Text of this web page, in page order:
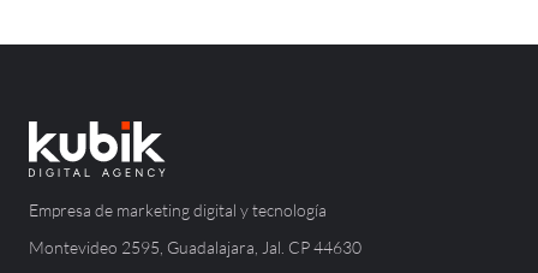
Empresa de marketing digital y tecnología
Montevideo 2595, Guadalajara, Jal. CP 44630